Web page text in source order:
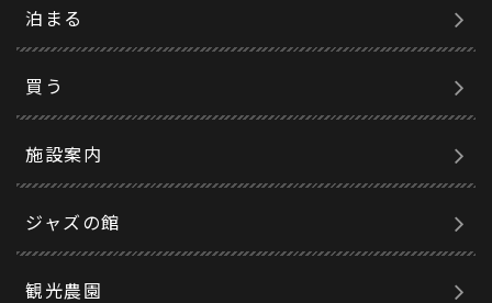
泊まる
買う
施設案内
ジャズの館
観光農園